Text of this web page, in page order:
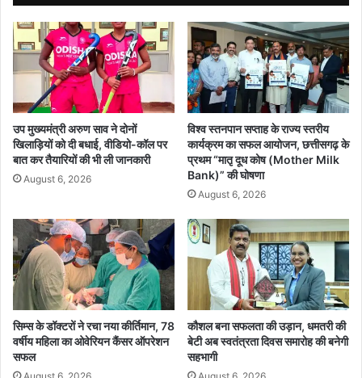
से
दा
ढ़ी
क्षे
त्र
2
2
गां
वों
के
क
न
हीं
प
हुं
च
र
हा
उप मुख्यमंत्री अरुण साव ने दोनों
खिलाड़ियों को दी बधाई, वीडियो-कॉल पर
बात कर तैयारियों की भी ली जानकारी
August 6, 2026
विश्व स्तनपान सप्ताह के राज्य स्तरीय
कार्यक्रम का सफल आयोजन, छत्तीसगढ़ के
प्रथम “मातृ दूध कोष (Mother Milk
Bank)” की घोषणा
August 6, 2026
सिम्स के डॉक्टरों ने रचा नया कीर्तिमान, 78
वर्षीय महिला का ओवेरियन कैंसर ऑपरेशन
सफल
कौशल बना सफलता की उड़ान, धमतरी की
बेटी अब स्वतंत्रता दिवस समारोह की बनेगी
सहभागी